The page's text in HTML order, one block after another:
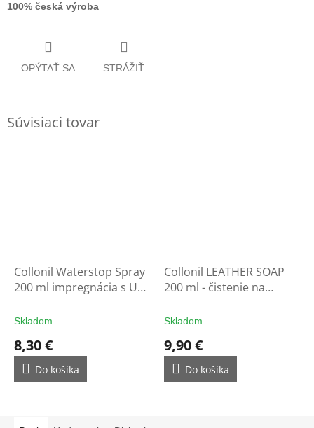
100% česká výroba
OPÝTAŤ SA STRÁŽIŤ
Súvisiaci tovar
Collonil Waterstop Spray
200 ml impregnácia s UV
rukavice
Skladom
8,30 €
Do košíka
Collonil LEATHER SOAP
200 ml - čistenie na
Skladom
9,90 €
Do košíka